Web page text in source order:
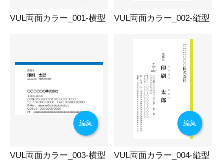
VUL両面カラー_001-横型 VUL両面カラー_002-縦型
編集
VUL両面カラー_003-横型
編集
VUL両面カラー_004-縦型